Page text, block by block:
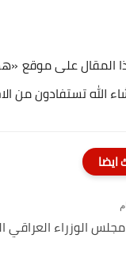
المقال على موقع
الله تستفادون من
الوزراء العراقي